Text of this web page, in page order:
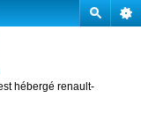
hébergé renault-